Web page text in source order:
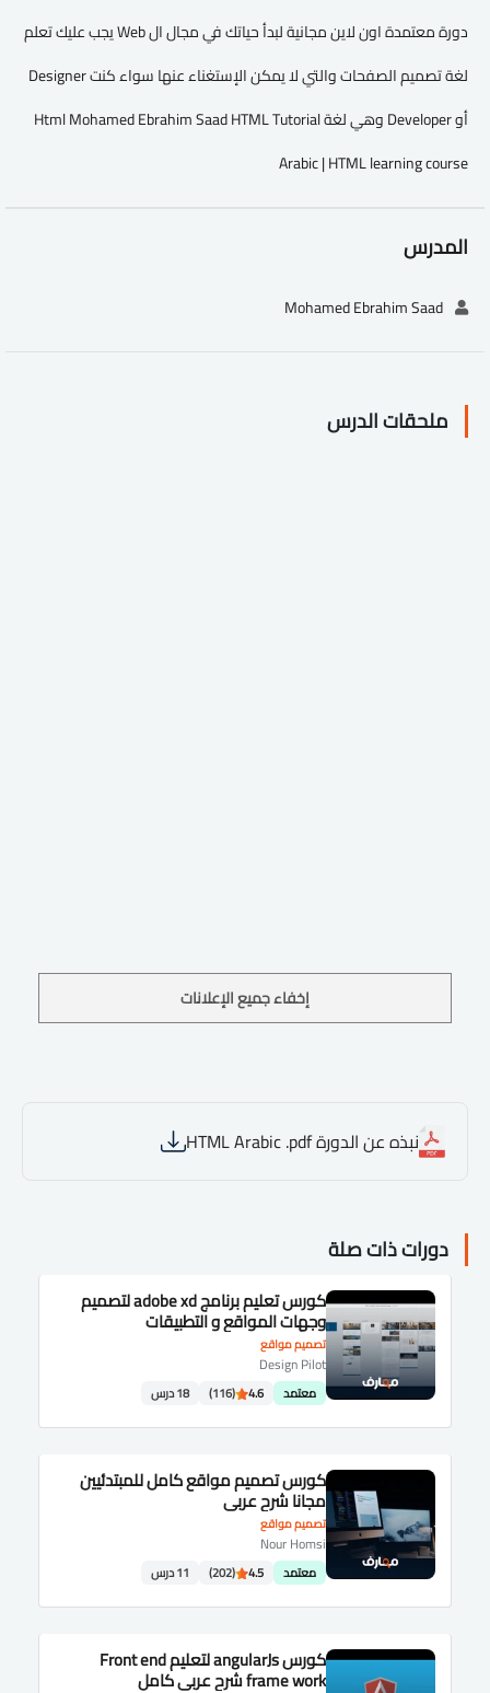
دورة معتمدة اون لاين مجانية لبدأ حياتك في مجال ال Web يجب عليك تعلم
لغة تصميم الصفحات والتي لا يمكن الإستغناء عنها سواء كنت Designer
أو Developer وهي لغة Html Mohamed Ebrahim Saad HTML Tutorial
Arabic | HTML learning course
المدرس
ملحقات الدرس
إخفاء جميع الإعلانات
نبذه عن الدورة HTML Arabic .pdf
دورات ذات صلة
تصميم مواقع
كورس تعليم برنامج adobe xd لتصميم
وجهات المواقع و التطبيقات
Design Pilot
معتمد 4.6
(116) 18 درس
تصميم مواقع
كورس تصميم مواقع كامل للمبتدئيين
مجانا شرح عربى
Nour Homsi
معتمد 4.5
(202) 11 درس
كورس angularJs لتعليم Front end
frame work شرح عربى كامل